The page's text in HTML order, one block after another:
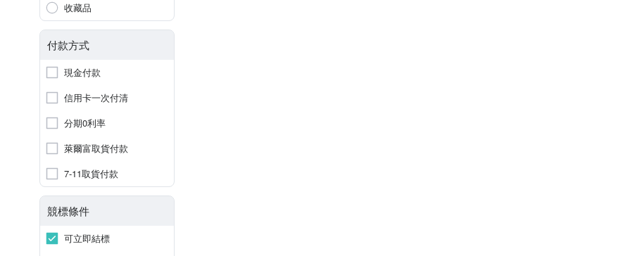
收藏品
付款方式
現金付款
信用卡一次付清
分期0利率
萊爾富取貨付款
7-11取貨付款
競標條件
可立即結標